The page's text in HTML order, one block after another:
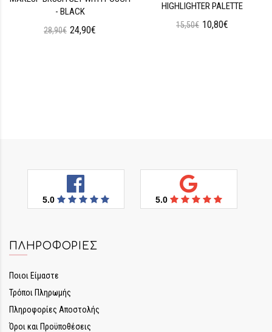
- BLACK
28,90€ 24,90€
HIGHLIGHTER PALETTE
15,50€ 10,80€
5.0 5.0
ΠΛΗΡΟΦΟΡΊΕΣ
Ποιοι Είμαστε
Τρόποι Πληρωμής
Πληροφορίες Αποστολής
Όροι και Προϋποθέσεις